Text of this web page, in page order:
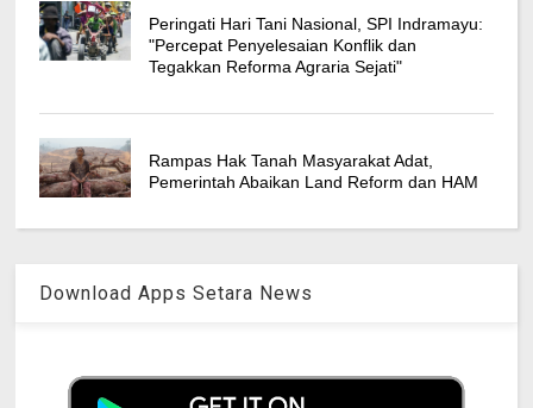
Peringati Hari Tani Nasional, SPI Indramayu:
"Percepat Penyelesaian Konflik dan
Tegakkan Reforma Agraria Sejati"
Rampas Hak Tanah Masyarakat Adat,
Pemerintah Abaikan Land Reform dan HAM
Download Apps Setara News